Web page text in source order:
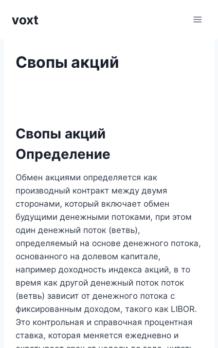
voxt
Свопы акций
Свопы акций
Определение
Обмен акциями определяется как
производный контракт между двумя
сторонами, который включает обмен
будущими денежными потоками, при этом
один денежный поток (ветвь),
определяемый на основе денежного потока,
основанного на долевом капитале,
например доходность индекса акций, в то
время как другой денежный поток поток
(ветвь) зависит от денежного потока с
фиксированным доходом, такого как LIBOR.
Это контрольная и справочная процентная
ставка, которая меняется ежедневно и